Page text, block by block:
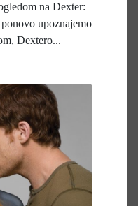
na Dexter:
upoznajemo
Dextero...